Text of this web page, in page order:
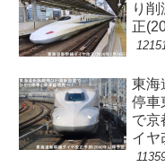
り
正
東海
停車
で
イヤ